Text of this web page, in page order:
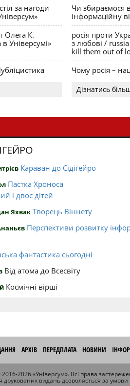
за нагоди
Олега К.
Універсумі»
Чи збираємося
інформаційну
росія проти
з любові /
kill them out of
Чому росія –
Дізнатись
Караван до Сідігейро
Пастка Хроноса
і двоє дітей
Яхвак Творець Віннету
Перспективи розвитку
фантастика сьогодні
Від атома до Всесвіту
Космічні вірші
АРХІВ ПЕРЕДПЛАТА НОВИНИ
2026 «Універсум». Всі права
друкованих видань дозволяється за